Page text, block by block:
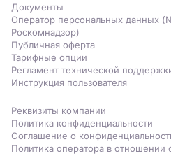
Документы
Оператор персональных данных
Роскомнадзор)
Публичная оферта
Тарифные опции
Регламент технической
Инструкция пользователя
Реквизиты компании
Политика конфиденциальности
Соглашение о
Политика оператора в отношении